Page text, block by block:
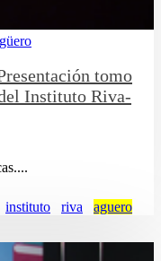
tomo
Instituto Riva-
instituto riva aguero